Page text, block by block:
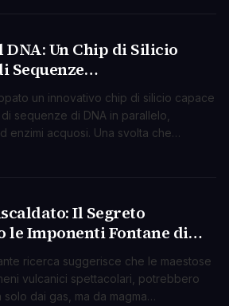
Un Chip di Silicio
Sequenze
con Elettricità
un innovativo chip di silicio capace
sequenze di DNA in parallelo,
enzimi acquosi. Una svolta che
la ricerca e la medicina.
Il Segreto
le Imponenti Fontane di
ricerca suggerisce che le maestose
vulcanici spettacolari, potrebbero
dai gas, ma da magma